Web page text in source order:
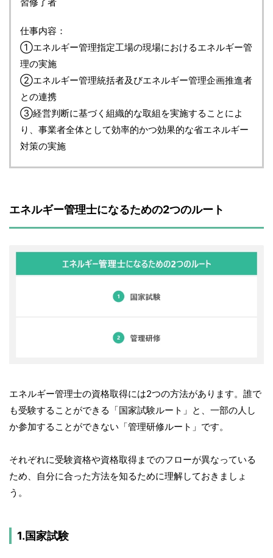
仕事内容：
①エネルギー管理指定工場の現場におけるエネルギー管
理の実施
②エネルギー管理統括者及びエネルギー管理企画推進者
との連携
③経営判断に基づく組織的な取組を実施することによ
り、事業者全体として効率的かつ効果的な省エネルギー
対策の実施
エネルギー管理士になるための2つのルート
エネルギー管理士の資格取得には2つの方法があります。誰で
も受験することができる「国家試験ルート」と、一部の人し
か参加することができない「管理研修ルート」です。
それぞれに受験資格や資格取得までのフローが異なっている
ため、自分に合った方法を知るために理解しておきましょ
う。
1.国家試験